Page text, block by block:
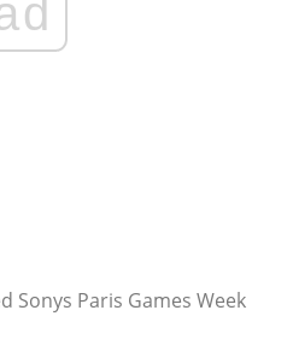
Sonys Paris Games Week